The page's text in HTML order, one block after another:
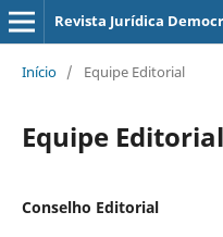
Revista Jurídica
Início / Equipe Editorial
Equipe Editorial
Conselho Editorial